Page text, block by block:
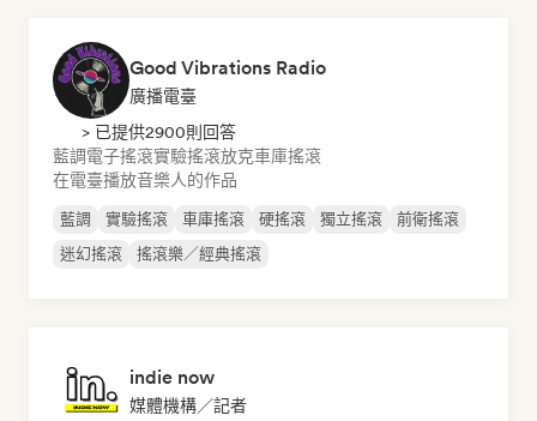
Good Vibrations Radio
廣播電臺
> 已提供2900則回答
藍調電子搖滾實驗搖滾放克車庫搖滾
在電臺播放音樂人的作品
藍調 實驗搖滾 車庫搖滾 硬搖滾 獨立搖滾
前衛搖滾
迷幻搖滾
搖滾樂／經典搖滾
indie now
媒體機構／記者